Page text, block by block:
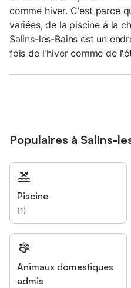
comme hiver. C'est parce
variées, de la piscine à la
Salins-les-Bains est un
fois de l'hiver comme de
Populaires à Salins-
Piscine
(1)
Animaux domestiques
admis